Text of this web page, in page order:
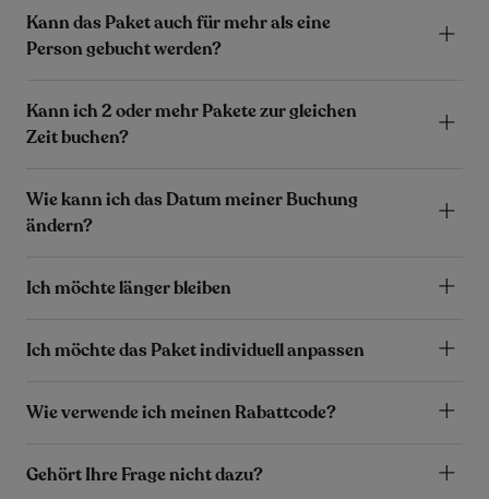
Kann das Paket auch für mehr als eine
Person gebucht werden?
Kann ich 2 oder mehr Pakete zur gleichen
Zeit buchen?
Wie kann ich das Datum meiner Buchung
ändern?
Ich möchte länger bleiben
Ich möchte das Paket individuell anpassen
Wie verwende ich meinen Rabattcode?
Gehört Ihre Frage nicht dazu?